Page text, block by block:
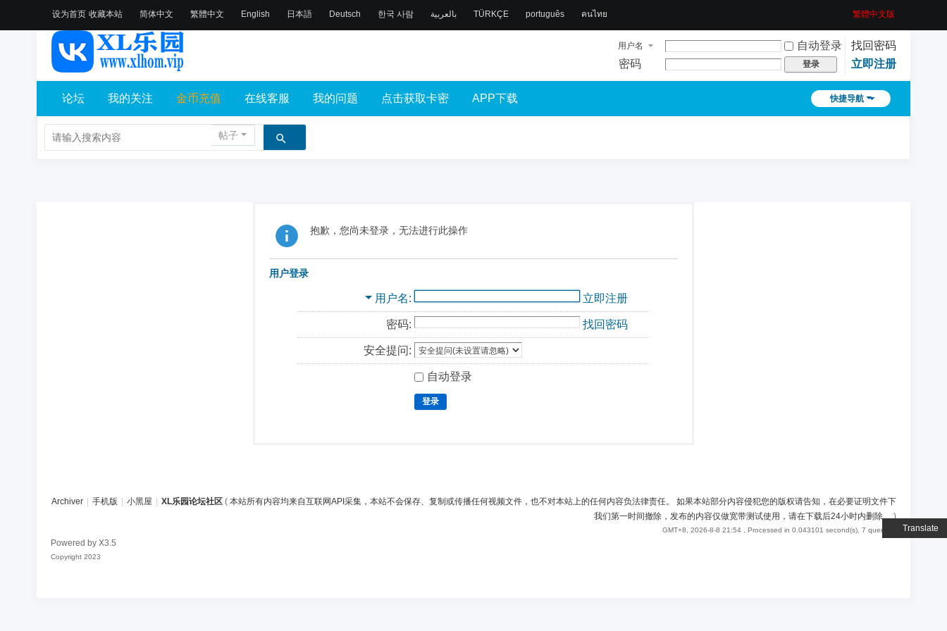
设为首页 收藏本站
Translate
简体中文 繁體中文 English 日本語 Deutsch 한국 사람 بالعربية TÜRKÇE português คนไทย 繁體中文版
用户名 自动登录
找回密码
密码
登录 立即注册
快捷导航
论坛 我的关注 金币充值 在线客服 我的问题 点击获取卡密 APP下载
帖子
抱歉，您尚未登录，无法进行此操作
用户登录
用户名 立即注册
密码: 找回密码
安全提问:
自动登录
登录
Archiver 手机版 小黑屋 XL乐园论坛社区 ( 本站所有内容均来自互联网API采集，本站不会保存、复制或传播任何视频文件，也不对本站上的任何内容负法律责任。 如果本站部分内容侵犯您的版权请告知，在必要证明文件下
我们第一时间撤除，发布的内容仅做宽带测试使用，请在下载后24小时内删除。)
GMT+8, 2026-8-8 21:54 , Processed in 0.043101 second(s), 7 queries .
Powered by X3.5
Copyright 2023